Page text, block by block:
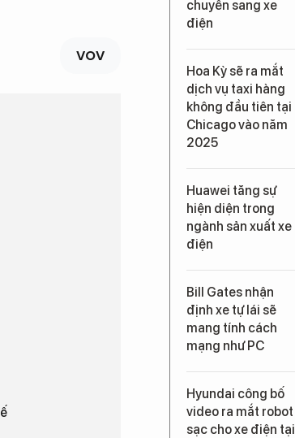
VOV
chuyển sang xe
điện
Hoa Kỳ sẽ ra mắt
dịch vụ taxi hàng
không đầu tiên tại
Chicago vào năm
2025
Huawei tăng sự
hiện diện trong
ngành sản xuất xe
điện
Bill Gates nhận
định xe tự lái sẽ
mang tính cách
mạng như PC
Hyundai công bố
video ra mắt robot
sạc cho xe điện tại